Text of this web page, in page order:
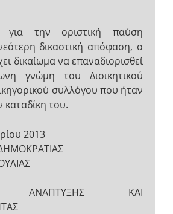
την οριστική παύση
δικαστική απόφαση, ο
δικαίωμα να επαναδιορισθεί
γνώμη του Διοικητικού
συλλόγου που ήταν
καταδίκη του.
2013
ΑΝΑΠΤΥΞΗΣ ΚΑΙ